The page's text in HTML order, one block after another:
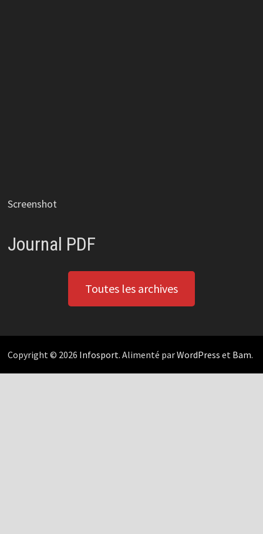
Screenshot
Journal PDF
Toutes les archives
Copyright © 2026 Infosport. Alimenté parWordPress et Bam.